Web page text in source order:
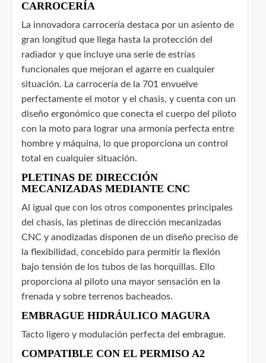
CARROCERÍA
La innovadora carrocería destaca por un asiento de
gran longitud que llega hasta la protección del
radiador y que incluye una serie de estrías
funcionales que mejoran el agarre en cualquier
situación. La carrocería de la 701 envuelve
perfectamente el motor y el chasis, y cuenta con un
diseño ergonómico que conecta el cuerpo del piloto
con la moto para lograr una armonía perfecta entre
hombre y máquina, lo que proporciona un control
total en cualquier situación.
PLETINAS DE DIRECCIÓN
MECANIZADAS MEDIANTE CNC
Al igual que con los otros componentes principales
del chasis, las pletinas de dirección mecanizadas
CNC y anodizadas disponen de un diseño preciso de
la flexibilidad, concebido para permitir la flexión
bajo tensión de los tubos de las horquillas. Ello
proporciona al piloto una mayor sensación en la
frenada y sobre terrenos bacheados.
EMBRAGUE HIDRÁULICO MAGURA
Tacto ligero y modulación perfecta del embrague.
COMPATIBLE CON EL PERMISO A2